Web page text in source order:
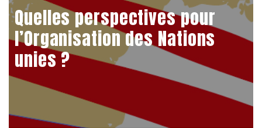
Quelles perspectives pour
l’Organisation des Nations
unies ?